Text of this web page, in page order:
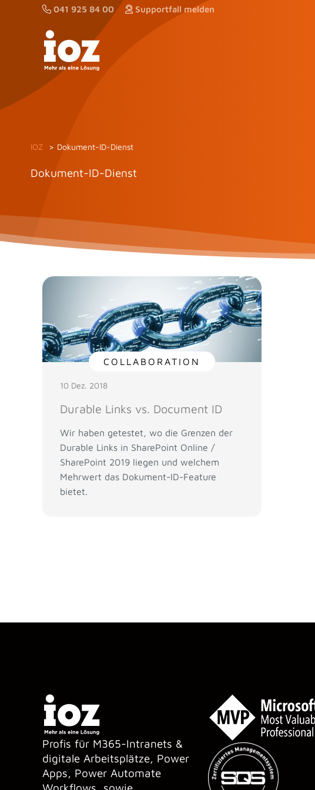
041 925 84 00 Supportfall melden
IOZ Dokument-ID-Dienst
Dokument-ID-Dienst
COLLABORATION
10 Dez. 2018
Durable Links vs. Document ID
Wir haben getestet, wo die Grenzen der
Durable Links in SharePoint Online /
SharePoint 2019 liegen und welchem
Mehrwert das Dokument-ID-Feature
bietet.
Profis für M365-Intranets &
digitale Arbeitsplätze, Power
Apps, Power Automate